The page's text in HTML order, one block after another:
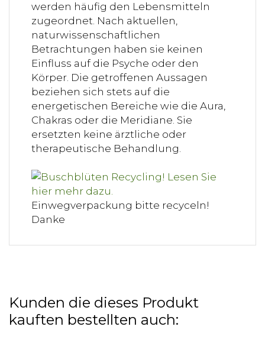
werden häufig den Lebensmitteln
zugeordnet. Nach aktuellen,
naturwissenschaftlichen
Betrachtungen haben sie keinen
Einfluss auf die Psyche oder den
Körper. Die getroffenen Aussagen
beziehen sich stets auf die
energetischen Bereiche wie die Aura,
Chakras oder die Meridiane. Sie
ersetzten keine ärztliche oder
therapeutische Behandlung.
Einwegverpackung bitte recyceln!
Danke
Kunden die dieses Produkt
kauften bestellten auch: